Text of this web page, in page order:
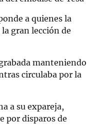
a quienes la
gran lección de
manteniendo
circulaba por la
a su expareja,
por disparos de